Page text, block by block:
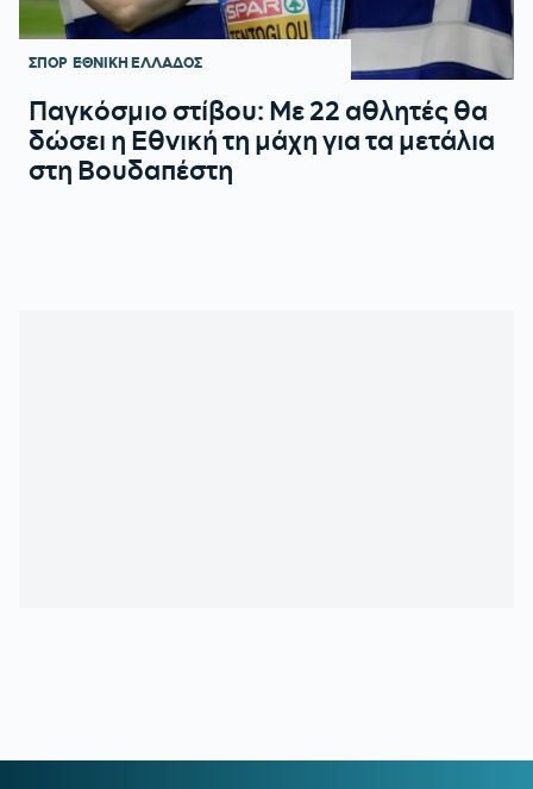
ΣΠΟΡ ΕΘΝΙΚΗ ΕΛΛΑΔΟΣ
Παγκόσμιο στίβου: Με 22 αθλητές θα
δώσει η Εθνική τη μάχη για τα μετάλια
στη Βουδαπέστη